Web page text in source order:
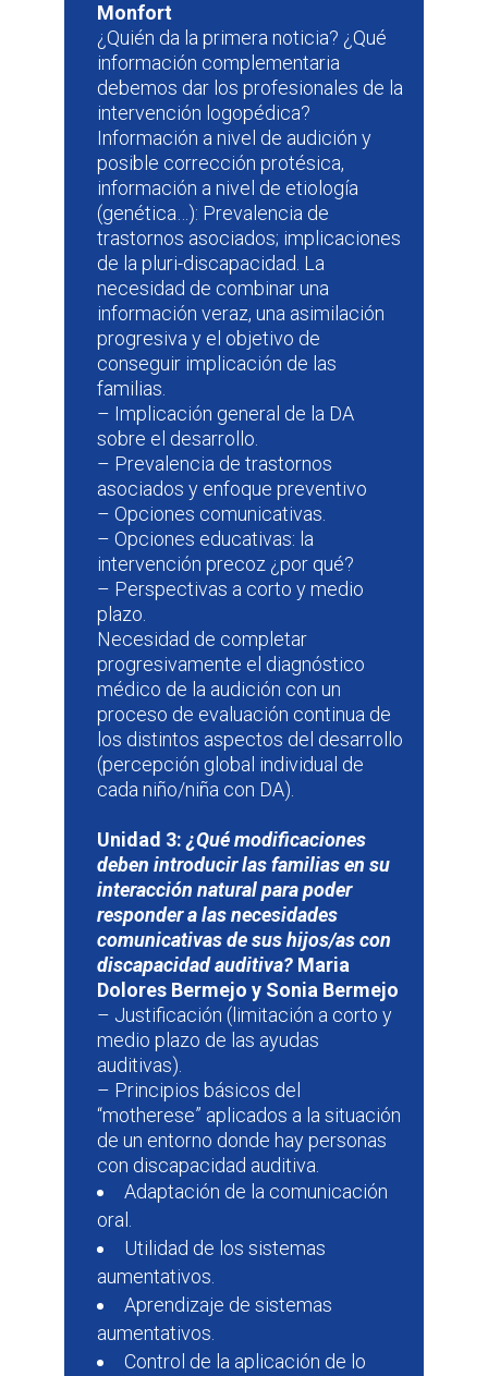
Monfort
¿Quién da la primera noticia? ¿Qué
información complementaria
debemos dar los profesionales de la
intervención logopédica?
Información a nivel de audición y
posible corrección protésica,
información a nivel de etiología
(genética…): Prevalencia de
trastornos asociados; implicaciones
de la pluri-discapacidad. La
necesidad de combinar una
información veraz, una asimilación
progresiva y el objetivo de
conseguir implicación de las
familias.
– Implicación general de la DA
sobre el desarrollo.
– Prevalencia de trastornos
asociados y enfoque preventivo
– Opciones comunicativas.
– Opciones educativas: la
intervención precoz ¿por qué?
– Perspectivas a corto y medio
plazo.
Necesidad de completar
progresivamente el diagnóstico
médico de la audición con un
proceso de evaluación continua de
los distintos aspectos del desarrollo
(percepción global individual de
cada niño/niña con DA).
Unidad 3: ¿Qué modificaciones
deben introducir las familias en su
interacción natural para poder
responder a las necesidades
comunicativas de sus hijos/as con
discapacidad auditiva? Maria
Dolores Bermejo y Sonia Bermejo
– Justificación (limitación a corto y
medio plazo de las ayudas
auditivas).
– Principios básicos del
“motherese” aplicados a la situación
de un entorno donde hay personas
con discapacidad auditiva.
Adaptación de la comunicación
oral.
Utilidad de los sistemas
aumentativos.
Aprendizaje de sistemas
aumentativos.
Control de la aplicación de lo